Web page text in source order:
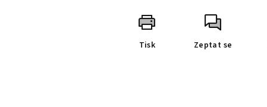
Tisk Zeptat se